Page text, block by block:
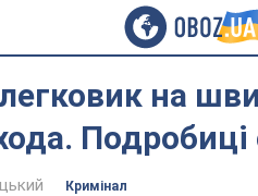
на
Подробиці
Кримінал